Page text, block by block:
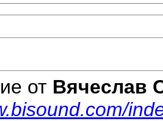
от Вячеслав